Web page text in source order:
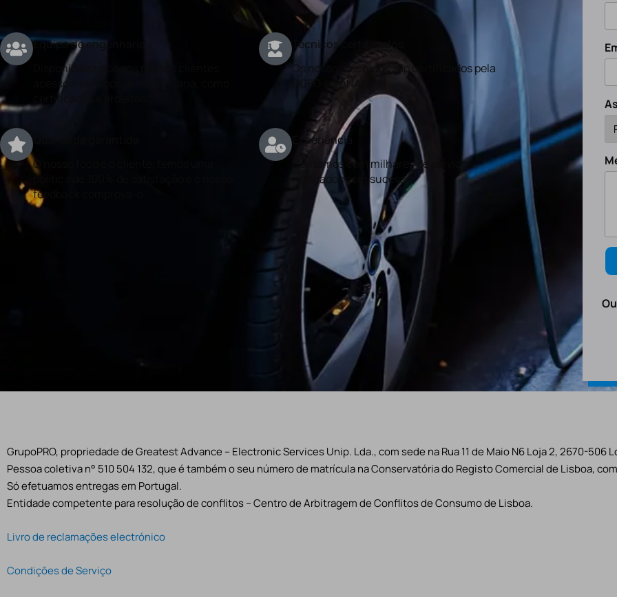
Equipa de engenharia
Disponibilizamos aos nossos clientes
acesso a serviços de engenharia, como
certificados e projetos.
Técnicos certificados
Os nossos técnicos são certificados pela
DGEG e a ANACOM
O nosso foco é o cliente, temos uma
politica de 100% de satisfação e o nosso
feedback comprova-o.
Experiência
Contamos com milhares de serviços
realizados com sucesso.
GrupoPRO, propriedade de Greatest Advance – Electronic Services Unip. Lda., com sede na Rua 11 de Maio N6 Loja 2, 2670-506
Pessoa coletiva n° 510 504 132, que é também o seu número de matrícula na Conservatória do Registo Comercial de Lisboa,
Só efetuamos entregas em Portugal.
Entidade competente para resolução de conflitos – Centro de Arbitragem de Conflitos de Consumo de Lisboa.
Livro de reclamações electrónico
Condições de Serviço